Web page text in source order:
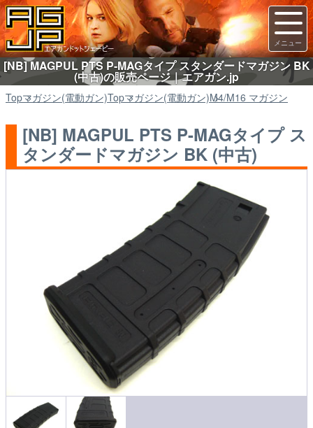
[NB] MAGPUL PTS P-MAGタイプ スタンダードマガジン BK
(中古)の販売ページ｜エアガン.jp
Topマガジン(電動ガン)Topマガジン(電動ガン)M4/M16 マガジン
[NB] MAGPUL PTS P-MAGタイプ ス
タンダードマガジン BK (中古)